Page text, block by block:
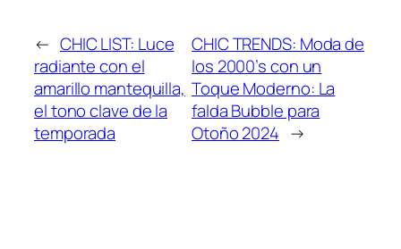
← CHIC LIST: Luce
radiante con el
amarillo mantequilla,
el tono clave de la
temporada
CHIC TRENDS: Moda de
los 2000’s con un
Toque Moderno: La
falda Bubble para
Otoño 2024 →